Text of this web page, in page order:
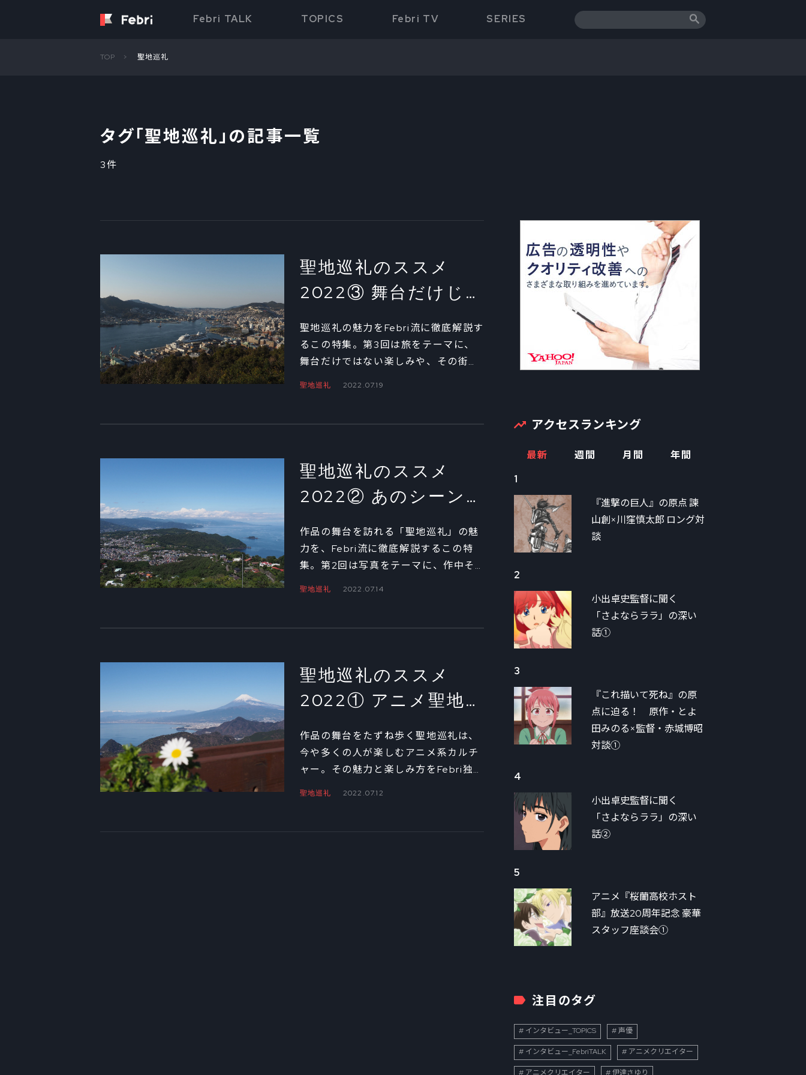
Febri TALK TOPICS Febri TV SERIES
TOP 聖地巡礼
タグ「聖地巡礼」の記事一覧
3件
聖地巡礼のススメ
2022③ 舞台だけじ
ゃない旅の「楽しみ
方」とは？
聖地巡礼の魅力をFebri流に徹底解説す
るこの特集。第3回は旅をテーマに、
舞台だけではない楽しみや、その街に
聖地巡礼 2022.07.19
聖地巡礼のススメ
2022② あのシーン
と同じ風景の「撮り
方」は!?
作品の舞台を訪れる「聖地巡礼」の魅
力を、Febri流に徹底解説するこの特
集。第2回は写真をテーマに、作中そ
聖地巡礼 2022.07.14
聖地巡礼のススメ
2022① アニメ聖地
の「探し方」教えま
す！
作品の舞台をたずね歩く聖地巡礼は、
今や多くの人が楽しむアニメ系カルチ
ャー。その魅力と楽しみ方をFebri独自
聖地巡礼 2022.07.12
アクセスランキング
最新 週間 月間
年間
1
『進撃の巨人』の原点 諫
山創×川窪慎太郎 ロング対
談
2
小出卓史監督に聞く
「さよならララ」の深い
話①
3
『これ描いて死ね』の原
点に迫る！ 原作・とよ
田みのる×監督・赤城博昭
対談①
4
小出卓史監督に聞く
「さよならララ」の深い
話②
5
アニメ『桜蘭高校ホスト
部』放送20周年記念 豪華
スタッフ座談会①
注目のタグ
インタビュー_TOPICS 声優
インタビュー_FebriTALK アニメクリエイター
アニメクリエイター 伊達さゆり